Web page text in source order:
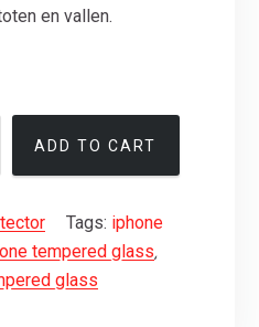
en vallen.
ADD TO CART
Tags: iphone
tempered glass,
glass